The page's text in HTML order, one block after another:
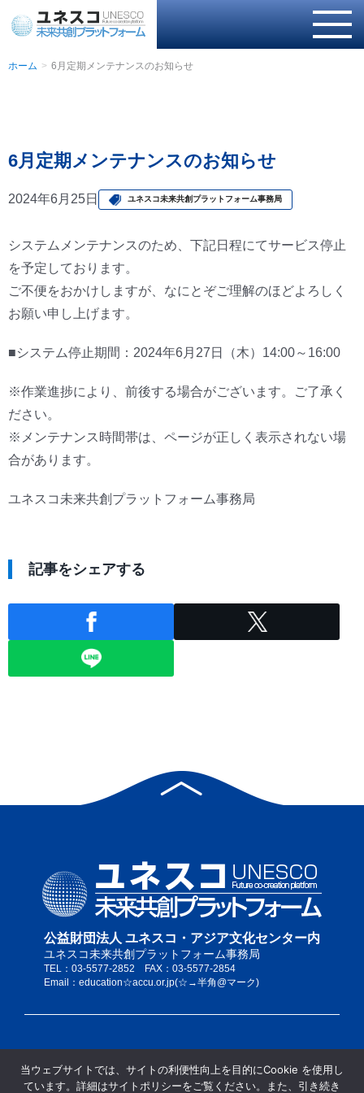
ホーム 6月定期メンテナンスのお知らせ
6月定期メンテナンスのお知らせ
2024年6月25日 ユネスコ未来共創プラットフォーム事務局
システムメンテナンスのため、下記日程にてサービス停止
を予定しております。
ご不便をおかけしますが、なにとぞご理解のほどよろしく
お願い申し上げます。
■システム停止期間：2024年6月27日（木）14:00～16:00
※作業進捗により、前後する場合がございます。ご了承く
ださい。
※メンテナンス時間帯は、ページが正しく表示されない場
合があります。
ユネスコ未来共創プラットフォーム事務局
記事をシェアする
公益財団法人 ユネスコ・アジア文化センター内
ユネスコ未来共創プラットフォーム事務局
TEL：03-5577-2852 FAX：03-5577-2854
Email：education☆accu.or.jp(☆→半角@マーク)
サイトポリシー
当サイトの推奨ブラウザ
当ウェブサイトでは、サイトの利便性向上を目的にCookie を使用し
ています。詳細はサイトポリシーをご覧ください。また、引き続き